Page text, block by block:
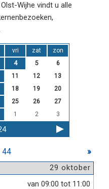
Wijhe vindt u alle
vri zat
zon
4 5
6
11 12
13
18 19
20
25 26
27
1 2 3
44 »
29 oktober
van 09:00 tot 11:00